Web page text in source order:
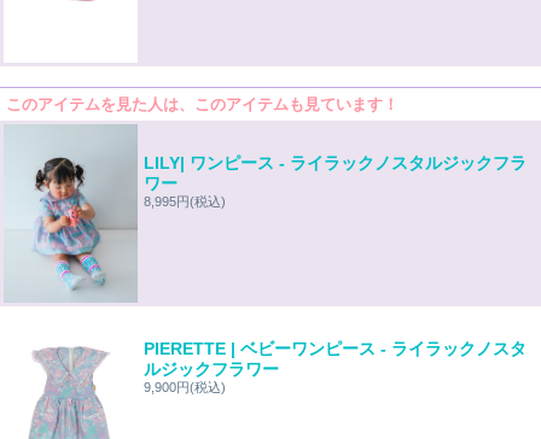
このアイテムを見た人は、このアイテムも見ています！
LILY| ワンピース - ライラックノスタルジックフラ
ワー
8,995円(税込)
PIERETTE | ベビーワンピース - ライラックノスタ
ルジックフラワー
9,900円(税込)